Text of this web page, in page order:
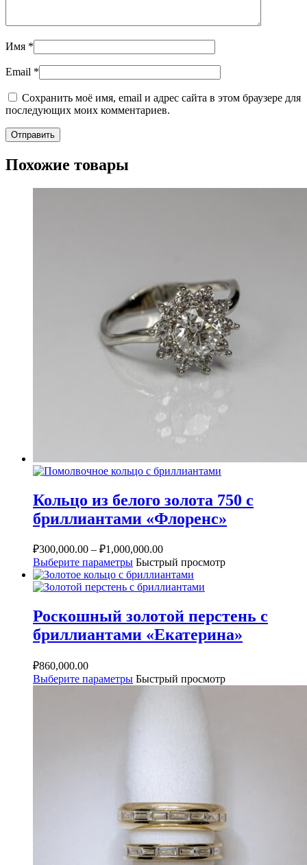
Имя *
Email *
Сохранить моё имя, email и адрес сайта в этом браузере для
последующих моих комментариев.
Похожие товары
Кольцо из белого золота 750 с
бриллиантами «Флоренс»
₽300,000.00 – ₽1,000,000.00
Выберите параметры Быстрый просмотр
Роскошный золотой перстень с
бриллиантами «Екатерина»
₽860,000.00
Выберите параметры Быстрый просмотр